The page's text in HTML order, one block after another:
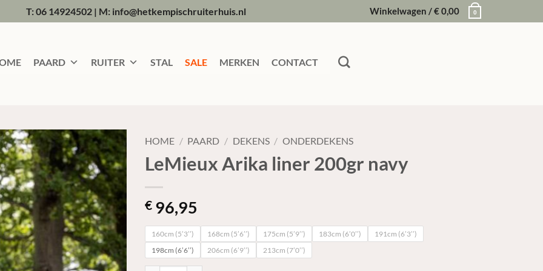
T: 06 14924502| M: info@hetkempischruiterhuis.nl Winkelwagen /€0,00 0
PAARD RUITER STAL SALE MERKEN CONTACT
HOME / PAARD / DEKENS / ONDERDEKENS
LeMieux Arika liner 200gr navy
€ 96,95
160cm (5’3’’) 168cm (5’6’’) 175cm (5’9’’) 183cm (6’0’’)
191cm (6’3’’)
198cm (6’6’’)
206cm (6’9’’) 213cm (7’0’’)